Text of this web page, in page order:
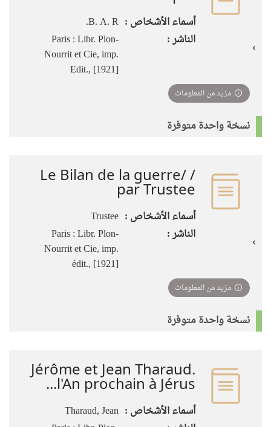
أسماء الأشخاص : B. A. R.
الناشر :
Paris : Libr. Plon-
Nourrit et Cie, imp.
Edit., [1921]
مزيد من المعلومات
نسخة واحدة متوفرة
Le Bilan de la guerre/ /
par Trustee
أسماء الأشخاص : Trustee
الناشر :
Paris : Libr. Plon-
Nourrit et Cie, imp.
édit., [1921]
مزيد من المعلومات
نسخة واحدة متوفرة
Jérôme et Jean Tharaud.
l'An prochain à Jérus...
أسماء الأشخاص : Tharaud, Jean